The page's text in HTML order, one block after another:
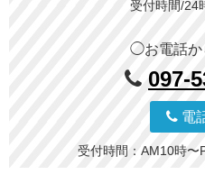
受付時間/24
◯お電話か
097-
電
受付時間：AM10時〜